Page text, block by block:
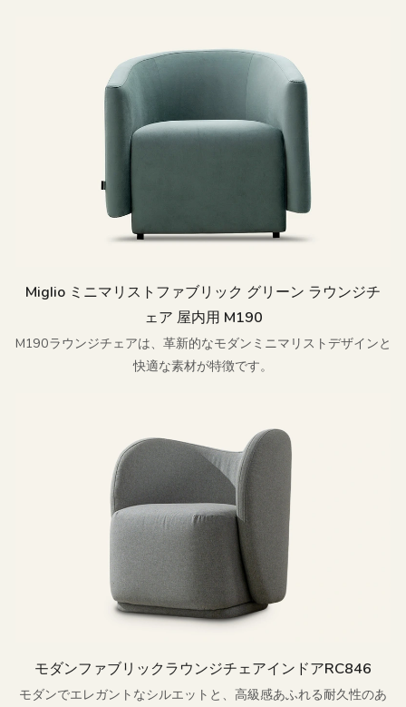
Miglio ミニマリストファブリック グリーン ラウンジチ
ェア 屋内用 M190
M190ラウンジチェアは、革新的なモダンミニマリストデザインと
快適な素材が特徴です。
モダンファブリックラウンジチェアインドアRC846
モダンでエレガントなシルエットと、高級感あふれる耐久性のあ